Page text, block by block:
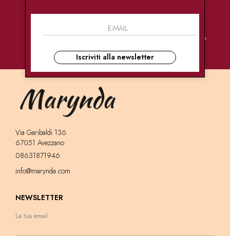
PAGAMENTI
CONSEGNE
ULTRA RAPIDE
ASSISTENZA
Via Garibaldi 136
67051 Avezzano
08631871946
info@marynda.com
NEWSLETTER
Iscriviti alla newsletter